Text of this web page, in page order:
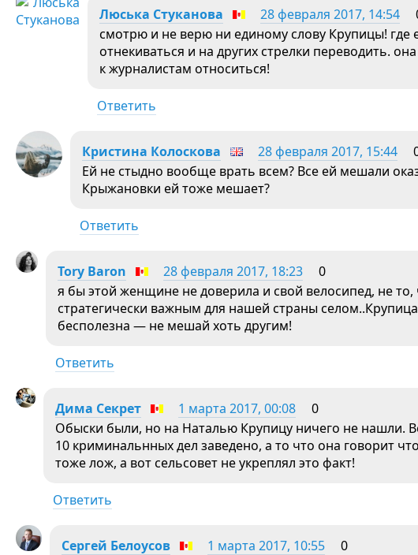
Люська Стуканова 28 февраля 2017, 14:54
смотрю и не верю ни единому слову Крупицы! где
отнекиваться и на других стрелки переводить.
к журналистам относиться!
Ответить
Кристина Колоскова 28 февраля 2017, 15:44
Ей не стыдно вообще врать всем? Все ей мешали
Крыжановки ей тоже мешает?
Ответить
Tory Baron 28 февраля 2017, 18:23
0
я бы этой женщине не доверила и свой велосипед, не
стратегически важным для нашей страны
бесполезна — не мешай хоть другим!
Ответить
Дима Секрет 1 марта 2017, 00:08
0
Обыски были, но на Наталью Крупицу ничего не нашли.
10 криминальнных дел заведено, а то что она говорит
тоже лож, а вот сельсовет не укреплял это факт!
Ответить
Сергей Белоусов 1 марта 2017, 10:55
0